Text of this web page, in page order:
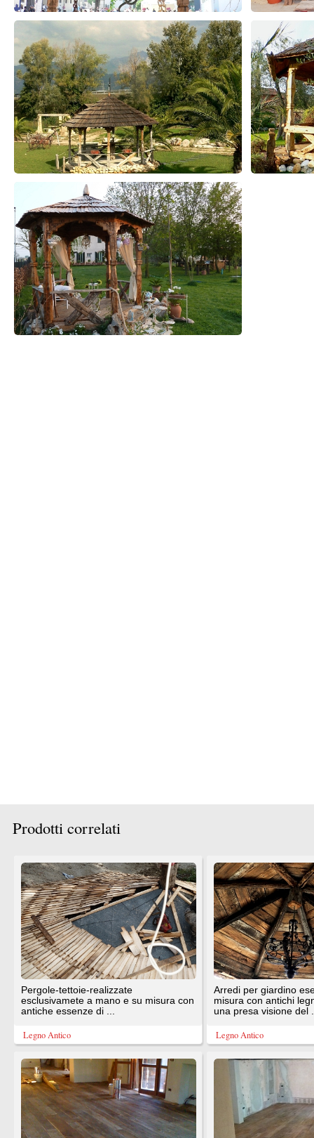
Pergole-tettoie-realizzate
esclusivamete a mano e su misura con
antiche essenze di ...
Legno Antico
Arredi per giardino eseguiti solo su
misura con antichi legni pregiati dopo
una presa visione del ...
Legno Antico
Pavimento rovere pregiatissimo
svizzeri o francesi con ...
Legno Antico
Tavole antico rovere francese
originali del 1800 mezzo ...
Legno Antico
TrovaPavimenti.it
AF Coding Studio
via A. Diaz, 1
20087 Robecco sul Naviglio (MI)
P.iva 03980840965
Tutte le immagini presenti sul portale sono
T: 0,055